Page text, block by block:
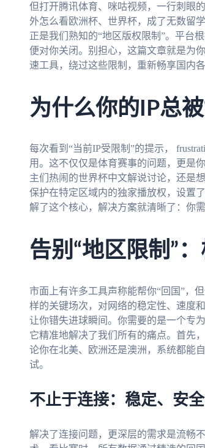
但打开腾讯体育、咪咕视频，一行刺眼
外怎么看欧洲杯、世界杯，成了无数留
正是我们熟知的“地区版权限制”。平台
便对你关闭。别担心，这篇文章就是为
速工具，绕过这些限制，重新畅享国内
为什么你的IP总被
每次看到“当前IP受限制”的提示，
用。这不仅仅是体育赛事的问题，更是
主们热闹的世界杯中文解说讨论，还是
保护在特定区域内的独家播放权，设置
解了这个核心，解决方案就清晰了：你
告别“地区限制”
市面上有许多工具声称能帮你“回国”，
样的关键场次，对网络的稳定性、速度
让你错失进球瞬间。你需要的是一个专
它精准地解决了我们所有的痛点。首先
论你在北美、欧洲还是澳洲，系统都能
试。
不止于连接：稳定、安
解决了连接问题，更深层的需求是流畅不